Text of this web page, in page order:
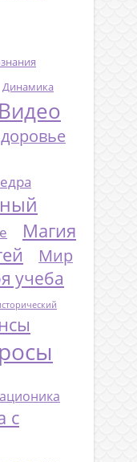
Динамика
Магия
Мир
учеба
с